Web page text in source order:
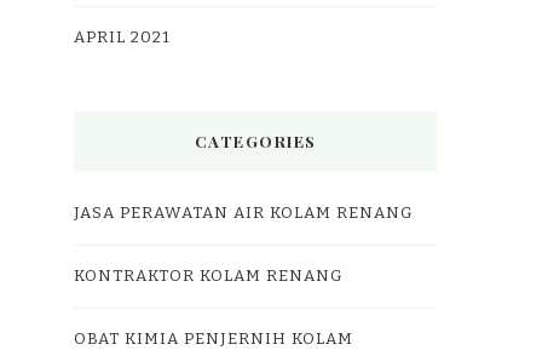
APRIL 2021
CATEGORIES
JASA PERAWATAN AIR KOLAM RENANG
KONTRAKTOR KOLAM RENANG
OBAT KIMIA PENJERNIH KOLAM